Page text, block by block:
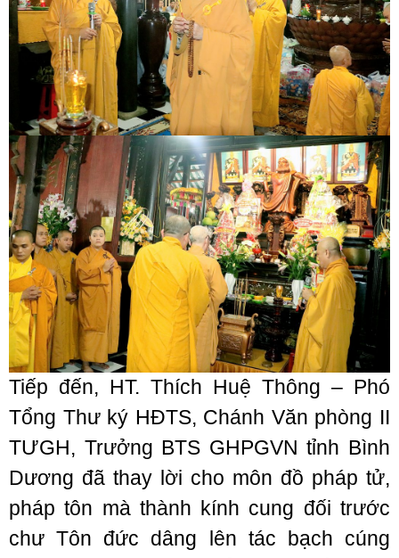
Tiếp đến, HT. Thích Huệ Thông – Phó
Tổng Thư ký HĐTS, Chánh Văn phòng II
TƯGH, Trưởng BTS GHPGVN tỉnh Bình
Dương đã thay lời cho môn đồ pháp tử,
pháp tôn mà thành kính cung đối trước
chư Tôn đức dâng lên tác bạch cúng